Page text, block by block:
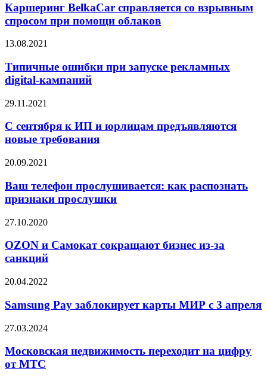
Каршеринг BelkaCar справляется со взрывным
спросом при помощи облаков
13.08.2021
Типичные ошибки при запуске рекламных
digital-кампаний
29.11.2021
С сентября к ИП и юрлицам предъявляются
новые требования
20.09.2021
Ваш телефон прослушивается: как распознать
признаки прослушки
27.10.2020
OZON и Самокат сокращают бизнес из-за
санкций
20.04.2022
Samsung Pay заблокирует карты МИР с 3 апреля
27.03.2024
Московская недвижимость переходит на цифру
от МТС